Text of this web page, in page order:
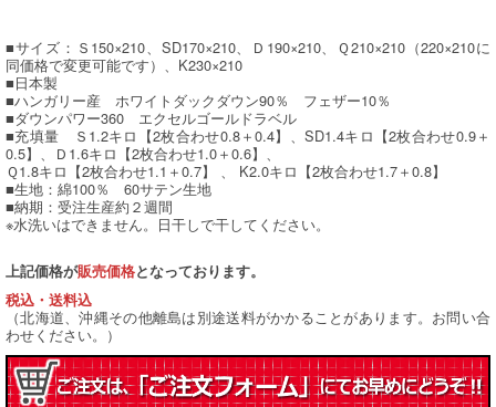
■サイズ：Ｓ150×210、SD170×210、Ｄ190×210、Ｑ210×210（220×210に
同価格で変更可能です）、K230×210
■日本製
■ハンガリー産 ホワイトダックダウン90％ フェザー10％
■ダウンパワー360 エクセルゴールドラベル
■充填量 Ｓ1.2キロ【2枚合わせ0.8＋0.4】、SD1.4キロ【2枚合わせ0.9＋
0.5】、Ｄ1.6キロ【2枚合わせ1.0＋0.6】、
Ｑ1.8キロ【2枚合わせ1.1＋0.7】 、 K2.0キロ【2枚合わせ1.7＋0.8】
■生地：綿100％ 60サテン生地
■納期：受注生産約２週間
※水洗いはできません。日干しで干してください。
上記価格が販売価格となっております。
税込・送料込
（北海道、沖縄その他離島は別途送料がかかることがあります。お問い合
わせください。）